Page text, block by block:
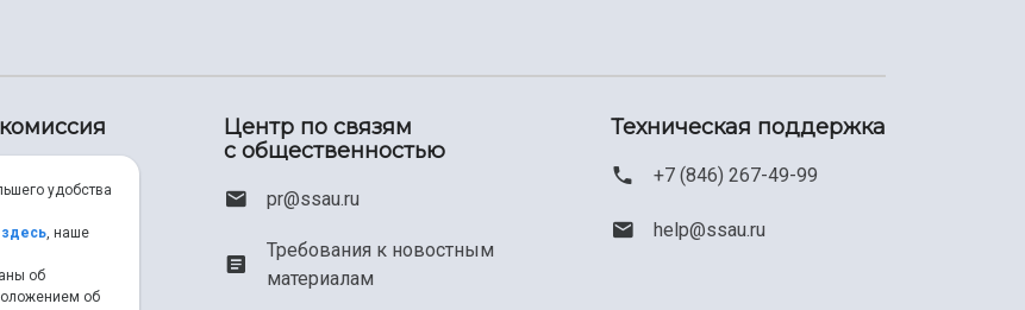
48-67
Центр по связям
с общественностью
pr@ssau.ru
Требования к новостным
материалам
Техническая поддержка
+7 (846) 267-49-99
help@ssau.ru
удобства
здесь, наше
об
об